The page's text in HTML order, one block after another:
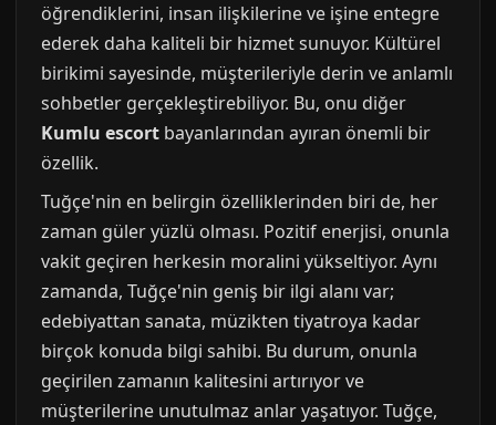
öğrendiklerini, insan ilişkilerine ve işine entegre
ederek daha kaliteli bir hizmet sunuyor. Kültürel
birikimi sayesinde, müşterileriyle derin ve anlamlı
sohbetler gerçekleştirebiliyor. Bu, onu diğer
Kumlu escort bayanlarından ayıran önemli bir
özellik.
Tuğçe'nin en belirgin özelliklerinden biri de, her
zaman güler yüzlü olması. Pozitif enerjisi, onunla
vakit geçiren herkesin moralini yükseltiyor. Aynı
zamanda, Tuğçe'nin geniş bir ilgi alanı var;
edebiyattan sanata, müzikten tiyatroya kadar
birçok konuda bilgi sahibi. Bu durum, onunla
geçirilen zamanın kalitesini artırıyor ve
müşterilerine unutulmaz anlar yaşatıyor. Tuğçe,